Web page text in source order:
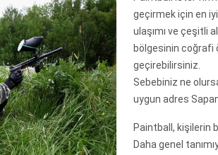
geçirmek için en
ulaşımı ve çeşitli
bölgesinin coğrafi
geçirebilirsiniz.
Sebebiniz ne
uygun adres
Paintball, kişilerin
Daha genel